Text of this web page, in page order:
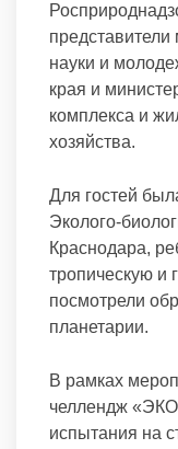
представители
науки и
края и
комплекса и
хозяйства.
Для гостей
Эколого-
Краснодара,
тропическую и
посмотрели
планетарии.
В рамках
челлендж
испытания на